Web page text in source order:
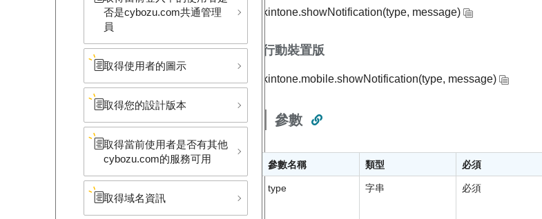
否是cybozu.com共通管理
員
取得使用者的圖示
取得您的設計版本
取得當前使用者是否有其他
cybozu.com的服務可用
取得域名資訊
kintone.showNotification(type, message)
行動裝置版
kintone.mobile.showNotification(type, message)
參數
參數名稱 類型 必須
type 字串 必須